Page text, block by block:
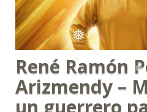
❅
❅❅
❅
René Ramón
Arizmendy –
un guerrero